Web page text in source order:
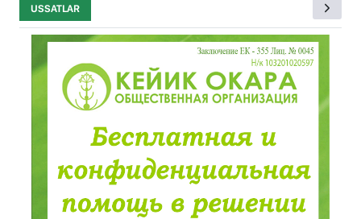
USSATLAR